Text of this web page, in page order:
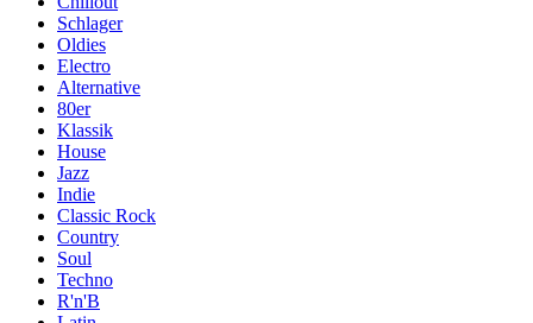
Schlager
Oldies
Electro
Alternative
80er
Klassik
House
Jazz
Indie
Classic Rock
Country
Soul
Techno
R'n'B